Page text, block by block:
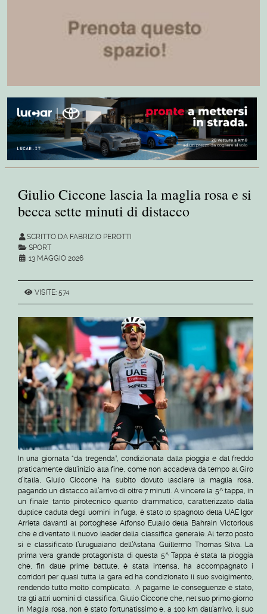
Giulio Ciccone lascia la maglia rosa e si
becca sette minuti di distacco
SCRITTO DA FABRIZIO PEROTTI
SPORT
13 MAGGIO 2026
VISITE: 574
In una giornata “da tregenda”, condizionata dalla pioggia e dal freddo
praticamente dall’inizio alla fine, come non accadeva da tempo al Giro
d’Italia, Giulio Ciccone ha subito dovuto lasciare la maglia rosa,
pagando un distacco all’arrivo di oltre 7 minuti. A vincere la 5^ tappa, in
un finale tanto pirotecnico quanto drammatico, caratterizzato dalla
duplice caduta degli uomini in fuga, è stato lo spagnolo della UAE Igor
Arrieta davanti al portoghese Alfonso Eulalio della Bahrain Victorious
che è diventato il nuovo leader della classifica generale. Al terzo posto
si è classificato l’uruguaiano dell’Astana Guillermo Thomas Silva. La
prima vera grande protagonista di questa 5^ Tappa è stata la pioggia
che, fin dalle prime battute, è stata intensa, ha accompagnato i
corridori per quasi tutta la gara ed ha condizionato il suo svolgimento,
rendendo tutto molto complicato. A pagarne le conseguenze è stato,
tra gli altri uomini di classifica, Giulio Ciccone che, nel suo primo giorno
in Maglia rosa, non è stato fortunatissimo e, a 100 km dall’arrivo, il suo